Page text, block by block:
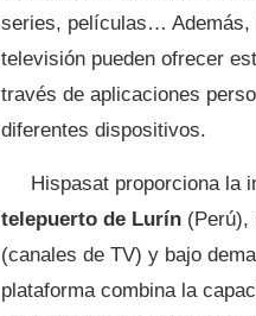
series, películas… Además,
televisión pueden ofrecer
través de aplicaciones
diferentes dispositivos.
Hispasat proporciona la
telepuerto de Lurín (Perú),
(canales de TV) y bajo
plataforma combina la